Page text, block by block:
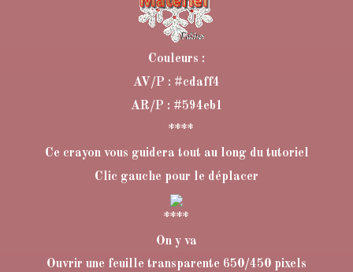
Couleurs :
AV/P : #cdaff4
AR/P : #594eb1
****
Ce crayon vous guidera tout au long du tutoriel
Clic gauche pour le déplacer
****
On y va
Ouvrir une feuille transparente 650/450 pixels